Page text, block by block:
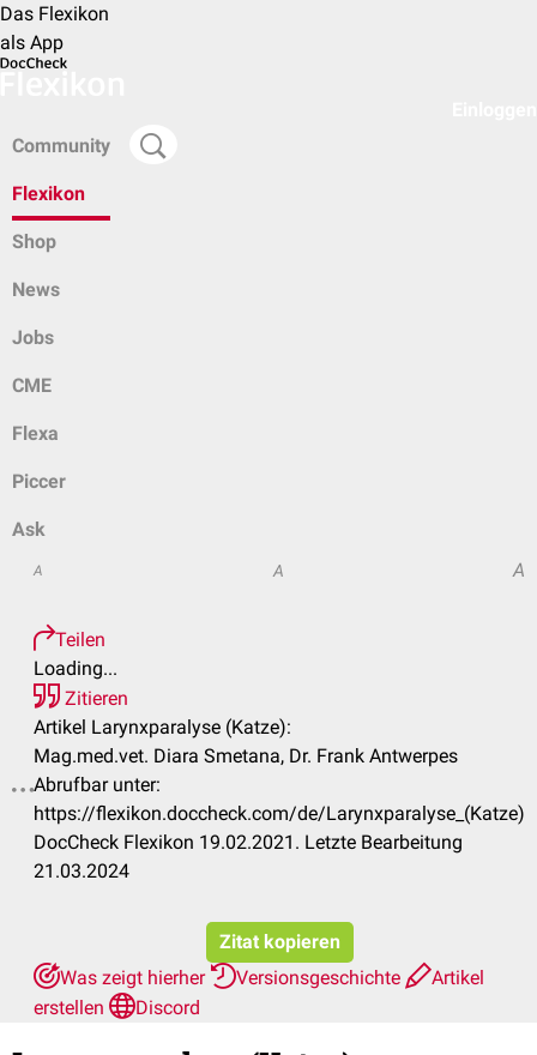
Das Flexikon
als App
Community
Flexikon
Shop
News
Jobs
CME
Flexa
Piccer
Ask
A A A
Teilen
Loading...
Zitieren
Artikel Larynxparalyse (Katze):
Mag.med.vet. Diara Smetana, Dr. Frank Antwerpes
Abrufbar unter:
https://flexikon.doccheck.com/de/Larynxparalyse_(Katze)
DocCheck Flexikon 19.02.2021. Letzte Bearbeitung
21.03.2024
Zitat kopieren
Was zeigt hierher
Versionsgeschichte
Artikel
erstellen
Discord